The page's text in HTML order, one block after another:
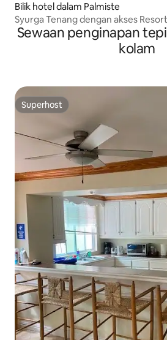
Bilik hotel dalam Palmiste
Syurga Tenang dengan akses
Pantai
Sewaan penginapan
kolam
Superhost
Superhost